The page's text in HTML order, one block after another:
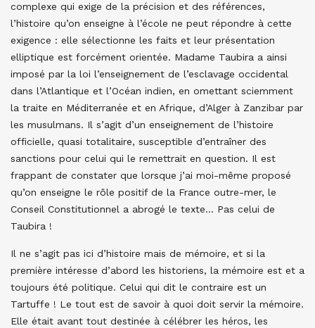
complexe qui exige de la précision et des références,
l’histoire qu’on enseigne à l’école ne peut répondre à cette
exigence : elle sélectionne les faits et leur présentation
elliptique est forcément orientée. Madame Taubira a ainsi
imposé par la loi l’enseignement de l’esclavage occidental
dans l’Atlantique et l’Océan indien, en omettant sciemment
la traite en Méditerranée et en Afrique, d’Alger à Zanzibar par
les musulmans. Il s’agit d’un enseignement de l’histoire
officielle, quasi totalitaire, susceptible d’entraîner des
sanctions pour celui qui le remettrait en question. Il est
frappant de constater que lorsque j’ai moi-même proposé
qu’on enseigne le rôle positif de la France outre-mer, le
Conseil Constitutionnel a abrogé le texte… Pas celui de
Taubira !
Il ne s’agit pas ici d’histoire mais de mémoire, et si la
première intéresse d’abord les historiens, la mémoire est et a
toujours été politique. Celui qui dit le contraire est un
Tartuffe ! Le tout est de savoir à quoi doit servir la mémoire.
Elle était avant tout destinée à célébrer les héros, les